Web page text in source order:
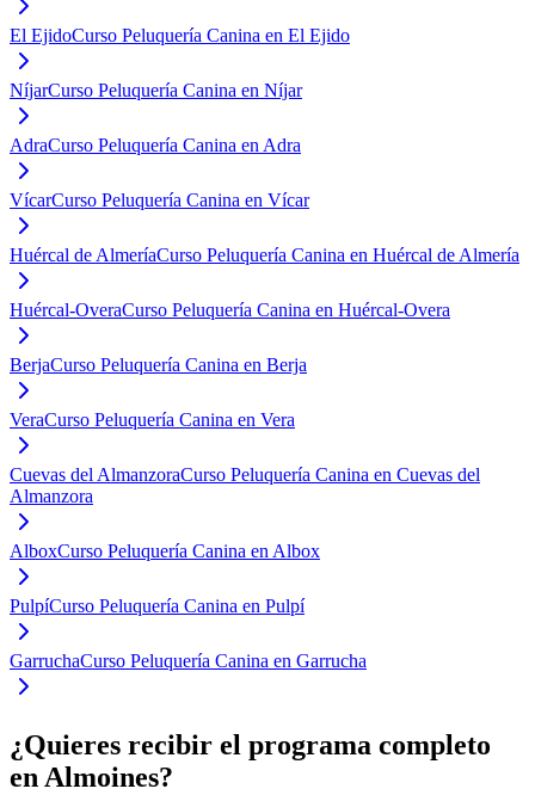
El EjidoCurso Peluquería Canina en El Ejido
NíjarCurso Peluquería Canina en Níjar
AdraCurso Peluquería Canina en Adra
VícarCurso Peluquería Canina en Vícar
Huércal de AlmeríaCurso Peluquería Canina en Huércal de Almería
Huércal-OveraCurso Peluquería Canina en Huércal-Overa
BerjaCurso Peluquería Canina en Berja
VeraCurso Peluquería Canina en Vera
Cuevas del AlmanzoraCurso Peluquería Canina en Cuevas del
Almanzora
AlboxCurso Peluquería Canina en Albox
PulpíCurso Peluquería Canina en Pulpí
GarruchaCurso Peluquería Canina en Garrucha
¿Quieres recibir el programa completo
en Almoines?